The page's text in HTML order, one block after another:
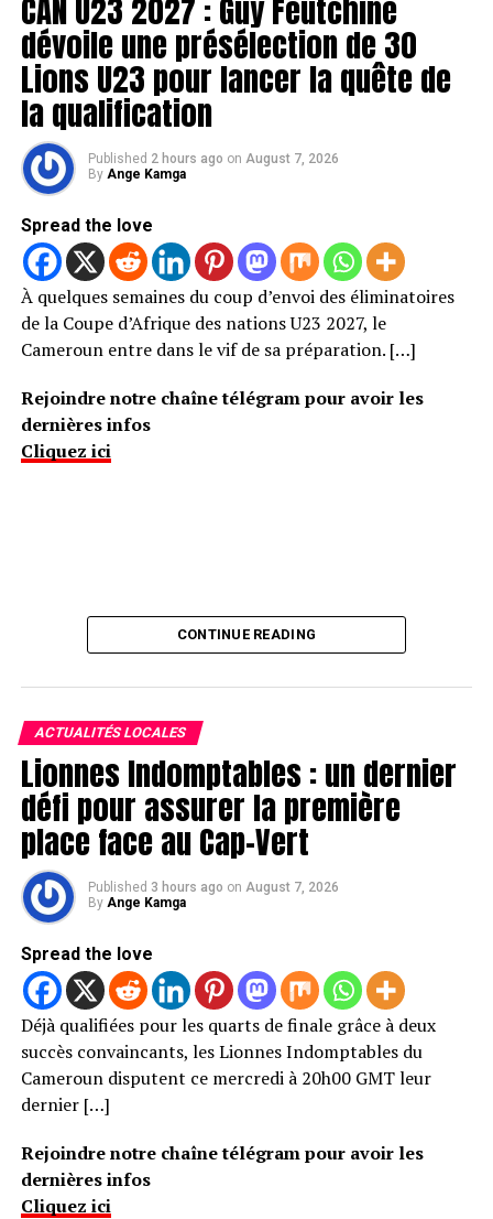
CAN U23 2027 : Guy Feutchine
dévoile une présélection de 30
Lions U23 pour lancer la quête de
la qualification
Published 2 hours ago on August 7, 2026
By Ange Kamga
Spread the love
À quelques semaines du coup d’envoi des éliminatoires
de la Coupe d’Afrique des nations U23 2027, le
Cameroun entre dans le vif de sa préparation. […]
Rejoindre notre chaîne télégram pour avoir les
dernières infos
Cliquez ici
CONTINUE READING
ACTUALITÉS LOCALES
Lionnes Indomptables : un dernier
défi pour assurer la première
place face au Cap-Vert
Published 3 hours ago on August 7, 2026
By Ange Kamga
Spread the love
Déjà qualifiées pour les quarts de finale grâce à deux
succès convaincants, les Lionnes Indomptables du
Cameroun disputent ce mercredi à 20h00 GMT leur
dernier […]
Rejoindre notre chaîne télégram pour avoir les
dernières infos
Cliquez ici